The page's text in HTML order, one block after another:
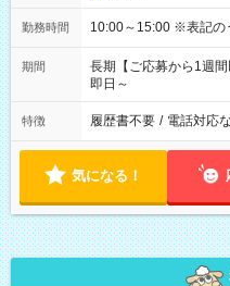
勤務時間 10:00～15:00
期間
長期【ご応募から1週
即日～
特徴 履歴書不要 / 電話対応
気になる！